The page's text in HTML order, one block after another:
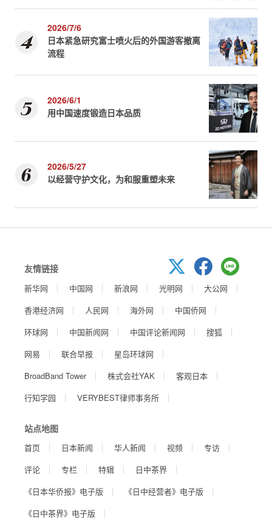
2026/7/6
日本紧急研究富士喷火后的外国游客撤离
流程
2026/6/1
用中国速度锻造日本品质
2026/5/27
以经营守护文化，为和服重塑未来
友情链接
新华网 中国网 新浪网 光明网
大公网
香港经济网
人民网 海外网
中国侨网
环球网
中国新闻网 中国评论新闻网
搜狐
网易
联合早报
星岛环球网
BroadBand Tower
株式会社YAK
客观日本
行知学园
VERYBEST律师事务所
站点地图
首页 日本新闻 华人新闻 视频
专访
评论
专栏 特辑
日中茶界
《日本华侨报》电子版
《日中经营者》电子版
《日中茶界》电子版